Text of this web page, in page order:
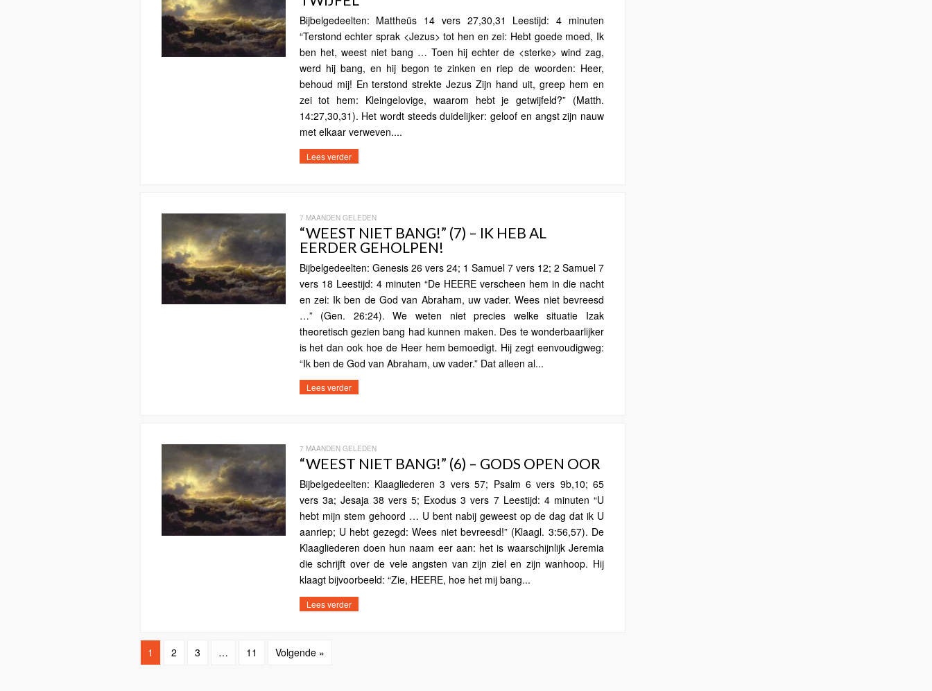
Bijbelgedeelten: Mattheüs 14 vers 27,30,31 Leestijd: 4 minuten
“Terstond echter sprak <Jezus> tot hen en zei: Hebt goede moed, Ik
ben het, weest niet bang … Toen hij echter de <sterke> wind zag,
werd hij bang, en hij begon te zinken en riep de woorden: Heer,
behoud mij! En terstond strekte Jezus Zijn hand uit, greep hem en
zei tot hem: Kleingelovige, waarom hebt je getwijfeld?” (Matth.
14:27,30,31). Het wordt steeds duidelijker: geloof en angst zijn nauw
met elkaar verweven....
Lees verder
7 MAANDEN GELEDEN
“WEEST NIET BANG!” (7) – IK HEB AL
EERDER GEHOLPEN!
Bijbelgedeelten: Genesis 26 vers 24; 1 Samuel 7 vers 12; 2 Samuel 7
vers 18 Leestijd: 4 minuten “De HEERE verscheen hem in die nacht
en zei: Ik ben de God van Abraham, uw vader. Wees niet bevreesd
…” (Gen. 26:24). We weten niet precies welke situatie Izak
theoretisch gezien bang had kunnen maken. Des te wonderbaarlijker
is het dan ook hoe de Heer hem bemoedigt. Hij zegt eenvoudigweg:
“Ik ben de God van Abraham, uw vader.” Dat alleen al...
Lees verder
7 MAANDEN GELEDEN
“WEEST NIET BANG!” (6) – GODS OPEN OOR
Bijbelgedeelten: Klaagliederen 3 vers 57; Psalm 6 vers 9b,10; 65
vers 3a; Jesaja 38 vers 5; Exodus 3 vers 7 Leestijd: 4 minuten “U
hebt mijn stem gehoord … U bent nabij geweest op de dag dat ik U
aanriep; U hebt gezegd: Wees niet bevreesd!” (Klaagl. 3:56,57). De
Klaagliederen doen hun naam eer aan: het is waarschijnlijk Jeremia
die schrijft over de vele angsten van zijn ziel en zijn wanhoop. Hij
klaagt bijvoorbeeld: “Zie, HEERE, hoe het mij bang...
Lees verder
1 2 3 … 11 Volgende »